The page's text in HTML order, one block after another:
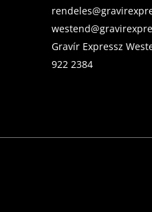
Gravír Expressz
922 2384